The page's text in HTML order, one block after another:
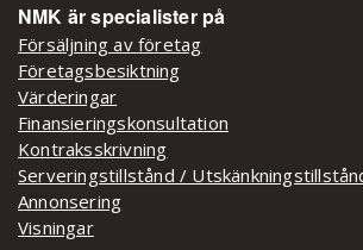
NMK är specialister på
Försäljning av företag
Företagsbesiktning
Värderingar
Finansieringskonsultation
Kontraksskrivning
Serveringstillstånd /
Annonsering
Visningar